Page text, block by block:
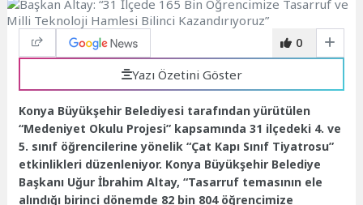
0
Yazı Özetini Göster
Konya Büyükşehir Belediyesi tarafından yürütülen
“Medeniyet Okulu Projesi” kapsamında 31 ilçedeki 4. ve
5. sınıf öğrencilerine yönelik “Çat Kapı Sınıf Tiyatrosu”
etkinlikleri düzenleniyor. Konya Büyükşehir Belediye
Başkanı Uğur İbrahim Altay, “Tasarruf temasının ele
alındığı birinci dönemde 82 bin 804 öğrencimize